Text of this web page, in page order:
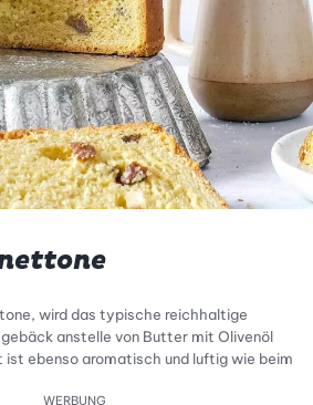
wird das typische reichhaltige
anstelle von Butter mit Olivenöl
ebenso aromatisch und luftig wie beim
WERBUNG